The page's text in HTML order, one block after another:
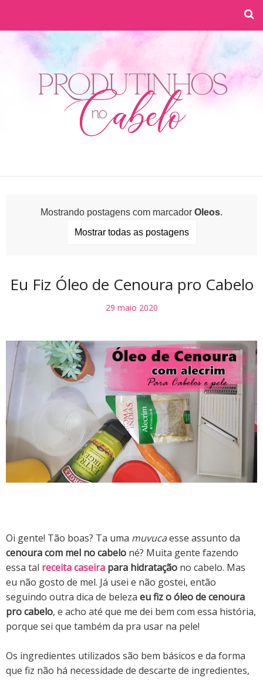
Mostrando postagens com marcador Oleos.
Mostrar todas as postagens
Eu Fiz Óleo de Cenoura pro Cabelo
29 maio 2020
Oi gente! Tão boas? Ta uma muvucaesse assunto da
cenoura com mel no cabelo né? Muita gente fazendo
essa tal receita caseira para hidratação no cabelo. Mas
eu não gosto de mel. Já usei e não gostei, então
seguindo outra dica de beleza eu fiz o óleo de cenoura
pro cabelo, e acho até que me dei bem com essa história,
porque sei que também da pra usar na pele!
Os ingredientes utilizados são bem básicos e da forma
que fiz não há necessidade de descarte de ingredientes,